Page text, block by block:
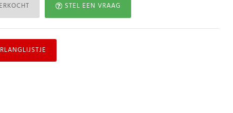
STEL EEN VRAAG